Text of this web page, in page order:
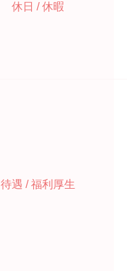
休日 / 休暇
待遇 / 福利厚生